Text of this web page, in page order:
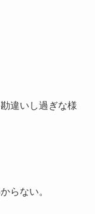
違いし過ぎな様
らない。